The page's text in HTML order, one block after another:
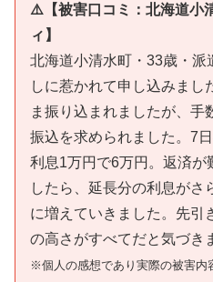
⚠️【被害口コミ：北海道小
ィ】
北海道小清水町・33歳・派
しに惹かれて申し込みまし
ま振り込まれましたが、手
振込を求められました。7
利息1万円で6万円。返済が
したら、延長分の利息がさ
に増えていきました。先引
の高さがすべてだと気づき
※個人の感想であり実際の被害内